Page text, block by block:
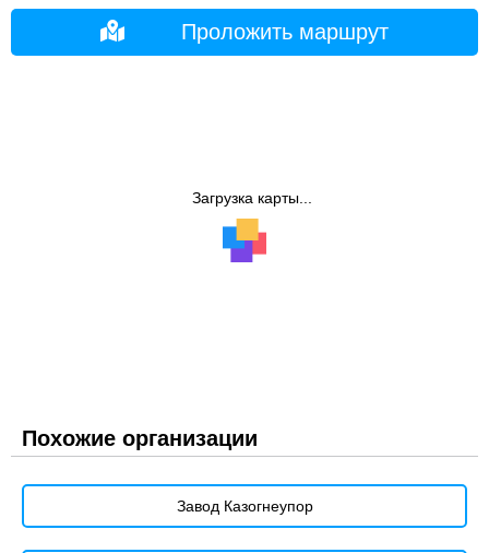
Проложить маршрут
Загрузка карты...
Похожие организации
Завод Казогнеупор